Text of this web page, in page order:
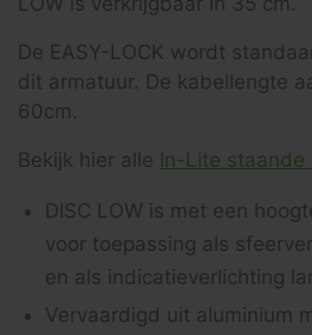
De EASY-LOCK wordt
dit armatuur. De kabellengte
60cm.
Bekijk hier alle In-Lite staande
DISC LOW is met een
voor toepassing als
en als indicatieverlichting
Vervaardigd uit aluminium